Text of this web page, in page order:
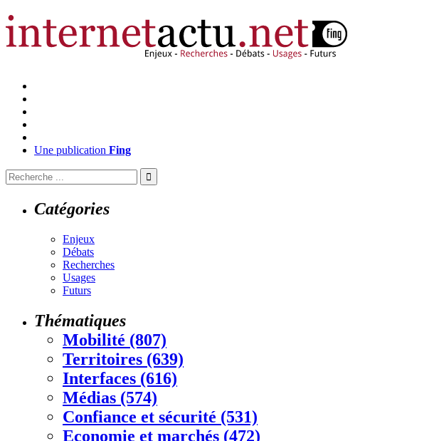
Une publication Fing
Catégories
Enjeux
Débats
Recherches
Usages
Futurs
Thématiques
Mobilité (807)
Territoires (639)
Interfaces (616)
Médias (574)
Confiance et sécurité (531)
Economie et marchés (472)